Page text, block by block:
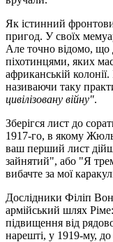
Як істинний
пригод. У своїх
Але точно відомо, що
піхотинцями, яких
африканській
називаючи таку
цивілізовану війну".
Зберігся лист до
1917-го, в якому
ваш перший лист
зайнятий", або "Я
вибачте за мої
Дослідники Філіп
армійський шлях
підвищення від
нарешті, у 1919-му,